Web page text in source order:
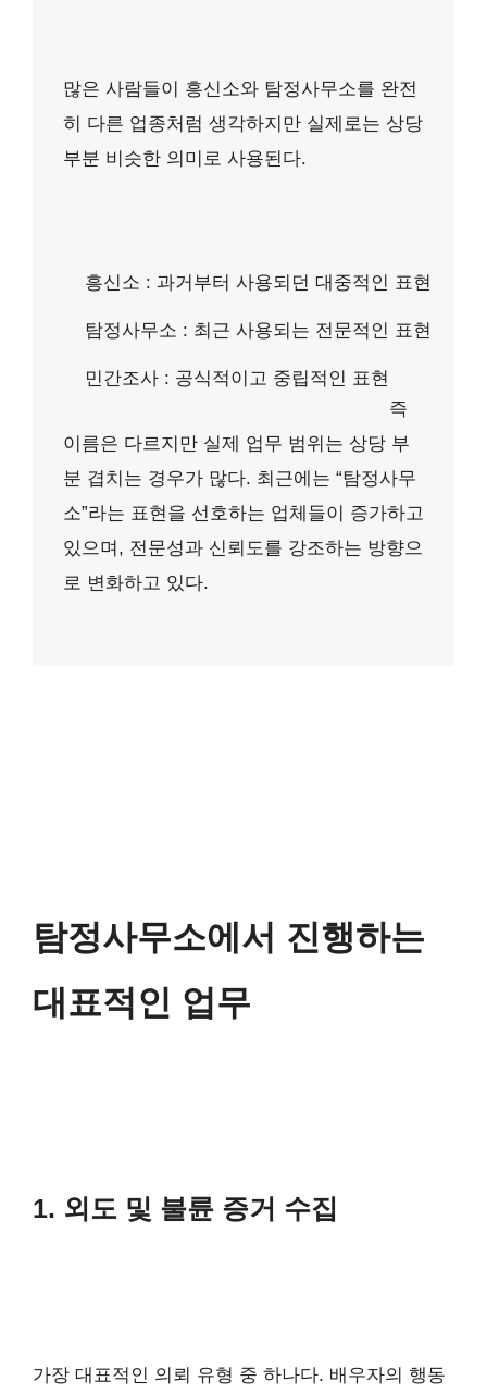
많은 사람들이 흥신소와 탐정사무소를 완전
히 다른 업종처럼 생각하지만 실제로는 상당
부분 비슷한 의미로 사용된다.
흥신소 : 과거부터 사용되던 대중적인 표현
탐정사무소 : 최근 사용되는 전문적인 표현
민간조사 : 공식적이고 중립적인 표현
즉
이름은 다르지만 실제 업무 범위는 상당 부
분 겹치는 경우가 많다. 최근에는 “탐정사무
소”라는 표현을 선호하는 업체들이 증가하고
있으며, 전문성과 신뢰도를 강조하는 방향으
로 변화하고 있다.
탐정사무소에서 진행하는
대표적인 업무
1. 외도 및 불륜 증거 수집
가장 대표적인 의뢰 유형 중 하나다. 배우자의 행동